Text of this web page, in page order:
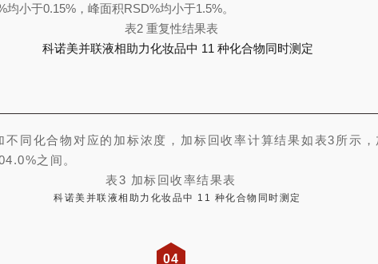
均小于0.15%，峰面积RSD%均小于1.5%。
表2 重复性结果表
不同化合物对应的加标浓度，加标回收率计算结果如表3所示，
之间。
表3 加标回收率结果表
04